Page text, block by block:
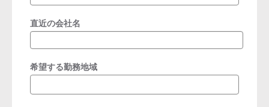
直近の会社名
希望する勤務地域